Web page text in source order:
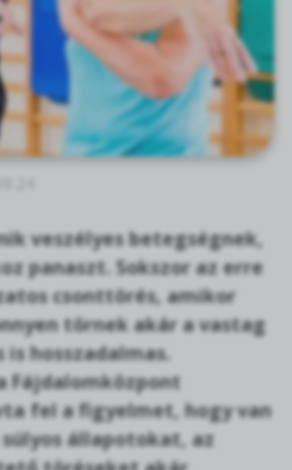
veszélyes betegségnek,
panaszt. Sokszor az erre
csonttörés, amikor
törnek akár a vastag
hosszadalmas.
Fájdalomközpont
fel a figyelmet, hogy van
állapotokat, az